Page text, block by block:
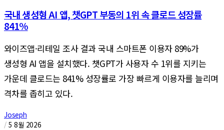
국내 생성형 AI 앱, 챗GPT 부동의 1위 속 클로드 성장률
841%
와이즈앱·리테일 조사 결과 국내 스마트폰 이용자 89%가
생성형 AI 앱을 설치했다. 챗GPT가 사용자 수 1위를 지키는
가운데 클로드는 841% 성장률로 가장 빠르게 이용자를 늘리며
격차를 좁히고 있다.
Joseph
/ 5 8월 2026